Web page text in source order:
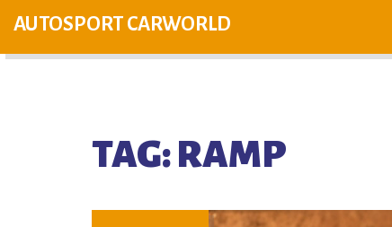
AUTOSPORT CARWORLD
TAG: RAMP